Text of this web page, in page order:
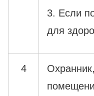
3. Если
для
4